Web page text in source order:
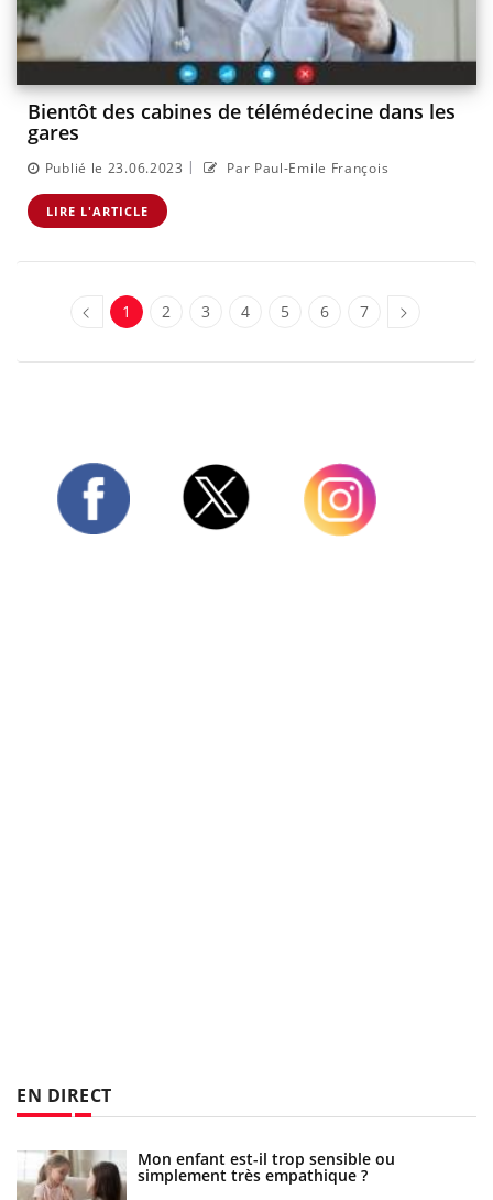
Bientôt des cabines de télémédecine dans les
gares
Publié le 23.06.2023 | Par Paul-Emile François
LIRE L'ARTICLE
1 2 3 4 5 6 7
EN DIRECT
Mon enfant est-il trop sensible ou
simplement très empathique ?